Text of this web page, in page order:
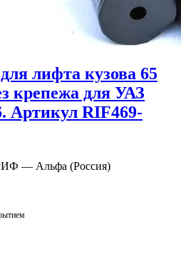
лифта кузова 65
крепежа для УАЗ
Артикул RIF469-
— Альфа (Россия)